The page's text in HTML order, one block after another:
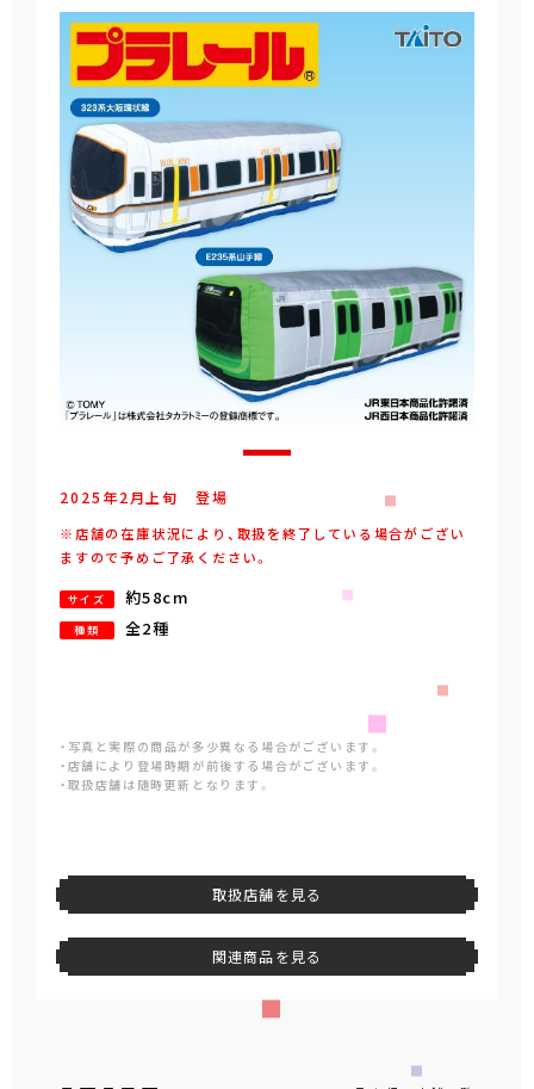
2025年2月 上旬 登場
※店舗の在庫状況により、取扱を終了している場合がござい
ますので予めご了承ください。
サイズ 約58cm
種類 全2種
・写真と実際の商品が多少異なる場合がございます。
・店舗により登場時期が前後する場合がございます。
・取扱店舗は随時更新となります。
取扱店舗を見る
関連商品を見る